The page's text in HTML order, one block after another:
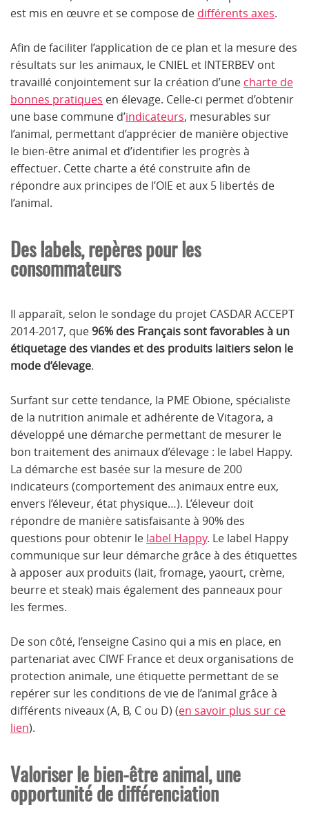
est mis en œuvre et se compose de différents axes.
Afin de faciliter l’application de ce plan et la mesure des
résultats sur les animaux, le CNIEL et INTERBEV ont
travaillé conjointement sur la création d’une charte de
bonnes pratiques en élevage. Celle-ci permet d’obtenir
une base commune d’indicateurs, mesurables sur
l’animal, permettant d’apprécier de manière objective
le bien-être animal et d’identifier les progrès à
effectuer. Cette charte a été construite afin de
répondre aux principes de l’OIE et aux 5 libertés de
l’animal.
Des labels, repères pour les
consommateurs
Il apparaît, selon le sondage du projet CASDAR ACCEPT
2014-2017, que96% des Français sont favorables à un
étiquetage des viandes et des produits laitiers selon le
mode d’élevage.
Surfant sur cette tendance, la PME Obione, spécialiste
de la nutrition animale et adhérente de Vitagora, a
développé une démarche permettant de mesurer le
bon traitement des animaux d’élevage : le label Happy.
La démarche est basée sur la mesure de 200
indicateurs (comportement des animaux entre eux,
envers l’éleveur, état physique…). L’éleveur doit
répondre de manière satisfaisante à 90% des
questions pour obtenir le label Happy. Le label Happy
communique sur leur démarche grâce à des étiquettes
à apposer aux produits (lait, fromage, yaourt, crème,
beurre et steak) mais également des panneaux pour
les fermes.
De son côté, l’enseigne Casino qui a mis en place, en
partenariat avec CIWF France et deux organisations de
protection animale, une étiquette permettant de se
repérer sur les conditions de vie de l’animal grâce à
différents niveaux (A, B, C ou D) (en savoir plus sur ce
lien).
Valoriser le bien-être animal, une
opportunité de différenciation